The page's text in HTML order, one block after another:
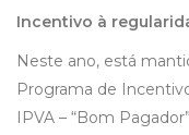
Incentivo à
Neste ano, está
Programa de
IPVA – “Bom